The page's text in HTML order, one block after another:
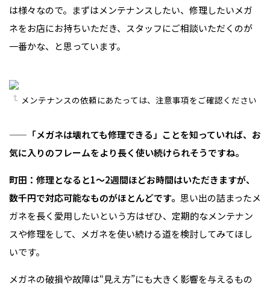
は様々なので。まずはメンテナンスしたい、修理したいメガ
ネをお店にお持ちいただき、スタッフにご相談いただくのが
一番かな、と思っています。
メンテナンスの依頼にあたっては、注意事項をご確認ください
——「メガネは壊れても修理できる」ことを知っていれば、お
気に入りのフレームをより長く使い続けられそうですね。
町田：修理となると1〜2週間ほどお時間はいただきますが、
数千円で対応可能なものがほとんどです。 思い出の詰まったメ
ガネを長く愛用したいという方はぜひ、定期的なメンテナン
スや修理をして、メガネを使い続ける道を検討してみてほし
いです。
メガネの破損や故障は“見え方”にも大きく影響を与えるもの